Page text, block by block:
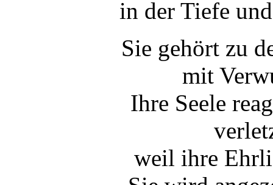
in der Tiefe
Sie gehört zu
mit
Ihre Seele
weil ihre